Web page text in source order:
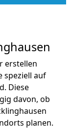
erstellen
speziell auf
Diese
davon, ob
planen.